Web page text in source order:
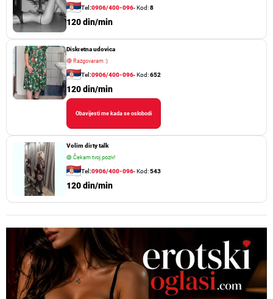
Tel:0906/400-096- Kod:8
120 din/min
Diskretna udovica
🔴Razgovaram :)
Tel:0906/400-096- Kod:652
120 din/min
Obavijesti me kada se oslobodi
Volim dirty talk
🟢 Čekam tvoj poziv!
Tel:0906/400-096- Kod:543
120 din/min